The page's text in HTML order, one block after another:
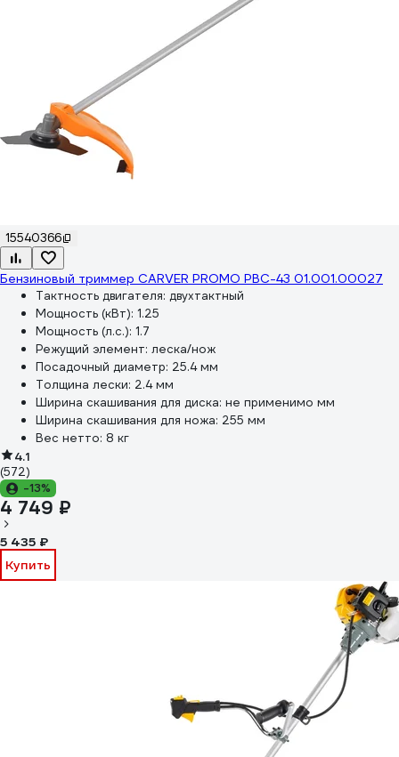
15540366
Бензиновый триммер CARVER PROMO PBC-43 01.001.00027
Тактность двигателя: двухтактный
Мощность (кВт): 1.25
Мощность (л.с.): 1.7
Режущий элемент: леска/нож
Посадочный диаметр: 25.4 мм
Толщина лески: 2.4 мм
Ширина скашивания для диска: не применимо мм
Ширина скашивания для ножа: 255 мм
Вес нетто: 8 кг
4.1
(572)
-13%
4 749 ₽
5 435 ₽
Купить